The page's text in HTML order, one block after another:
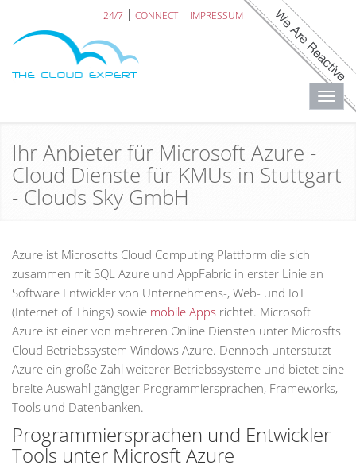
24/7 CONNECT IMPRESSUM
Ihr Anbieter für Microsoft Azure -
Cloud Dienste für KMUs in Stuttgart
- Clouds Sky GmbH
Azure ist Microsofts Cloud Computing Plattform die sich
zusammen mit SQL Azure und AppFabric in erster Linie an
Software Entwickler von Unternehmens-, Web- und IoT
(Internet of Things) sowie mobile Apps richtet. Microsoft
Azure ist einer von mehreren Online Diensten unter Microsfts
Cloud Betriebssystem Windows Azure. Dennoch unterstützt
Azure ein große Zahl weiterer Betriebssysteme und bietet eine
breite Auswahl gängiger Programmiersprachen, Frameworks,
Tools und Datenbanken.
Programmiersprachen und Entwickler
Tools unter Microsft Azure